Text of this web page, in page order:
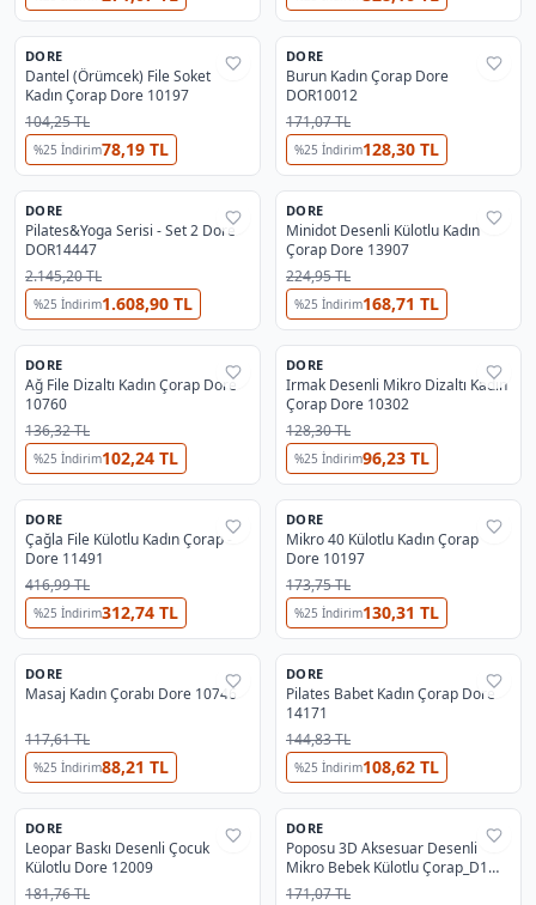
%32
5
DORE
Dantel (Örümcek) File Soket
Kadın Çorap Dore 10197
104,25 TL
%25 İndirim78,19 TL
%33
2
DORE
Burun Kadın Çorap Dore
DOR10012
171,07 TL
%25 İndirim128,30 TL
%33
DORE
Pilates&Yoga Serisi - Set 2 Dore
DOR14447
2.145,20 TL
%25 İndirim1.608,90 TL
%32
DORE
Minidot Desenli Külotlu Kadın
Çorap Dore 13907
224,95 TL
%25 İndirim168,71 TL
%33
4
DORE
Ağ File Dizaltı Kadın Çorap Dore
10760
136,32 TL
%25 İndirim102,24 TL
%32
3
DORE
Irmak Desenli Mikro Dizaltı Kadın
Çorap Dore 10302
128,30 TL
%25 İndirim96,23 TL
%33
DORE
Çağla File Külotlu Kadın Çorap -
Dore 11491
416,99 TL
%25 İndirim312,74 TL
%32
11
DORE
Mikro 40 Külotlu Kadın Çorap
Dore 10197
173,75 TL
%25 İndirim130,31 TL
%32
11
DORE
Masaj Kadın Çorabı Dore 10746
117,61 TL
%25 İndirim88,21 TL
%33
3
DORE
Pilates Babet Kadın Çorap Dore
14171
144,83 TL
%25 İndirim108,62 TL
%33
2
DORE
Leopar Baskı Desenli Çocuk
Külotlu Dore 12009
181,76 TL
%33
2
DORE
Poposu 3D Aksesuar Desenli
Mikro Bebek Külotlu Çorap_D1
Dore 13594
171,07 TL